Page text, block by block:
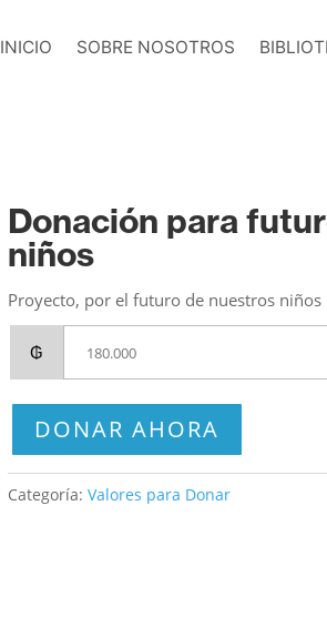
INICIO SOBRE NOSOTROS
Donación para
niños
Proyecto, por el futuro de nuestros niños
₲
DONAR AHORA
Categoría: Valores para Donar